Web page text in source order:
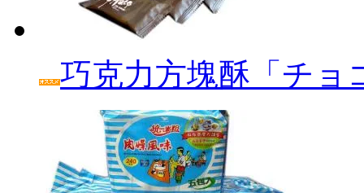
巧克力方塊酥「チョ